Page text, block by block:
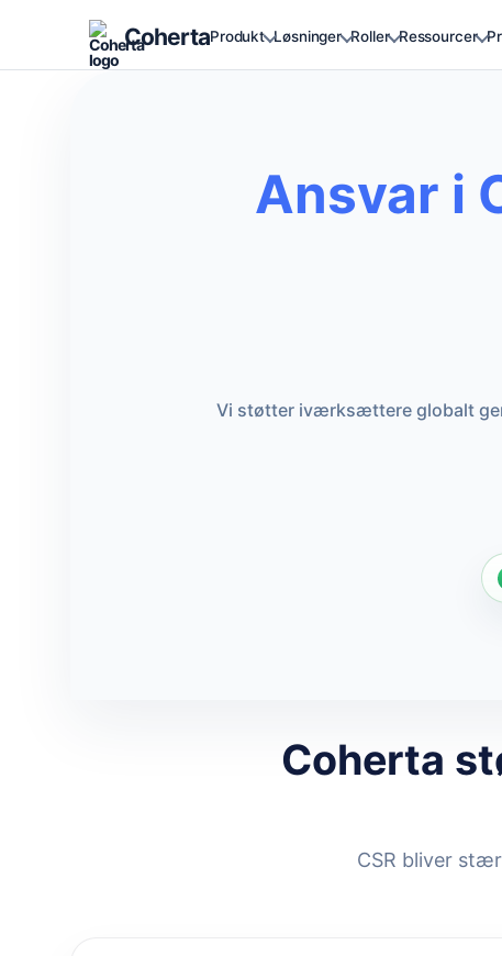
CohertaProdukt Løsninger Roller Ressourcer
Ansvar i
Vi støtter iværksættere globalt
Coherta
CSR bliver